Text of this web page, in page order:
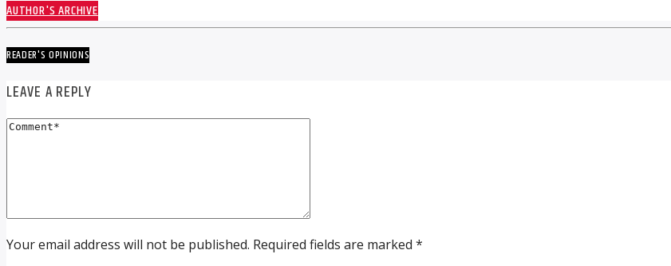
AUTHOR'S ARCHIVE
READER'S OPINIONS
LEAVE A REPLY
Your email address will not be published. Required fields are marked *